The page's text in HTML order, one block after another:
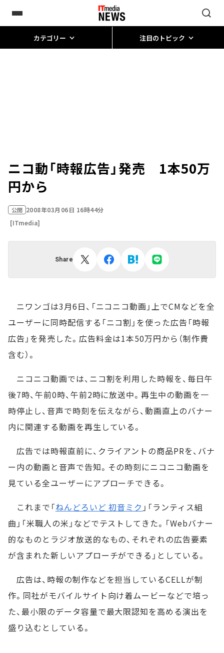
カテゴリー 注目のトピック
ニコ動「時報広告」発売 1本50万
円から
公開 2008年03月06日 16時44分
[ITmedia]
Share
ニワンゴは3月6日、「ニコニコ動画」上でCMなどを全
ユーザーに同時配信する「ニコ割」を使った広告「時報
広告」を発売した。広告料金は1本50万円から（制作費
含む）。
ニコニコ動画では、ニコ割を利用した時報を、毎日午
後7時、午前0時、午前2時に放送中。再生中の動画を一
時停止し、音声で時刻を伝えながら、動画直上のバナー
内に関連する動画を再生している。
広告では時報直前に、クライアントの商品PRを、バナ
ー内の動画と音声で告知。その時刻にニコニコ動画を
見ている全ユーザーにアプローチできる。
これまで「ねんどろいど 初音ミク 」「ランティス組
曲」「米職人の米」などでテストしてきた。「Webバナー
的なものとラジオ放送的なもの、それぞれの広告要素
が含まれた新しいアプローチができる」としている。
広告は、時報の制作などを担当しているCELLが制
作。同社がモバイルサイト向け着ムービーなどで培っ
た、最小限のデータ容量で最大限認知を高める演出を
盛り込むとしている。